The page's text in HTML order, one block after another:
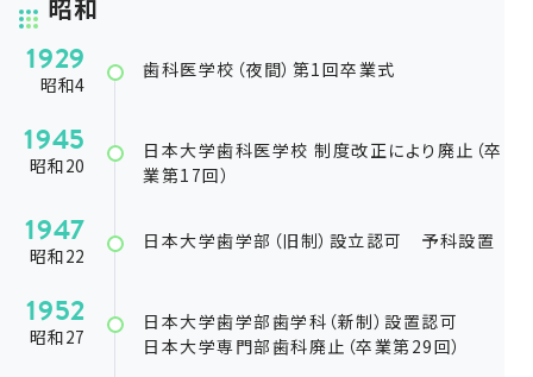
昭和
1929
昭和4
歯科医学校（夜間）第1回卒業式
1945
昭和20
日本大学歯科医学校 制度改正により廃止（卒
業第17回）
1947
昭和22
日本大学歯学部（旧制）設立認可 予科設置
1952
昭和27
日本大学歯学部歯学科（新制）設置認可
日本大学専門部歯科廃止（卒業第29回）